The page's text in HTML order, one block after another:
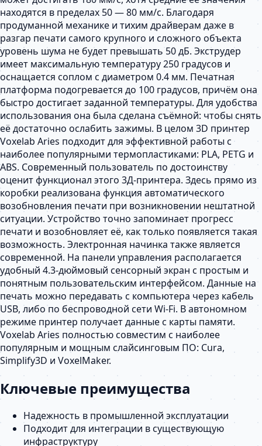
находятся в пределах 50 — 80 мм/с. Благодаря
продуманной механике и тихим драйверам даже в
разгар печати самого крупного и сложного объекта
уровень шума не будет превышать 50 дБ. Экструдер
имеет максимальную температуру 250 градусов и
оснащается соплом с диаметром 0.4 мм. Печатная
платформа подогревается до 100 градусов, причём она
быстро достигает заданной температуры. Для удобства
использования она была сделана съёмной: чтобы снять
её достаточно ослабить зажимы. В целом 3D принтер
Voxelab Aries подходит для эффективной работы с
наиболее популярными термопластиками: PLA, PETG и
ABS. Современный пользователь по достоинству
оценит функционал этого 3Д-принтера. Здесь прямо из
коробки реализована функция автоматического
возобновления печати при возникновении нештатной
ситуации. Устройство точно запоминает прогресс
печати и возобновляет её, как только появляется такая
возможность. Электронная начинка также является
современной. На панели управления располагается
удобный 4.3-дюймовый сенсорный экран с простым и
понятным пользовательским интерфейсом. Данные на
печать можно передавать с компьютера через кабель
USB, либо по беспроводной сети Wi-Fi. В автономном
режиме принтер получает данные с карты памяти.
Voxelab Aries полностью совместим с наиболее
популярным и мощным слайсинговым ПО: Cura,
Simplify3D и VoxelMaker.
Ключевые преимущества
Надежность в промышленной эксплуатации
Подходит для интеграции в существующую
инфраструктуру